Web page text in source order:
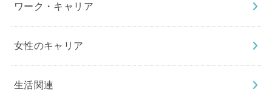
ワーク・キャリア
女性のキャリア
生活関連